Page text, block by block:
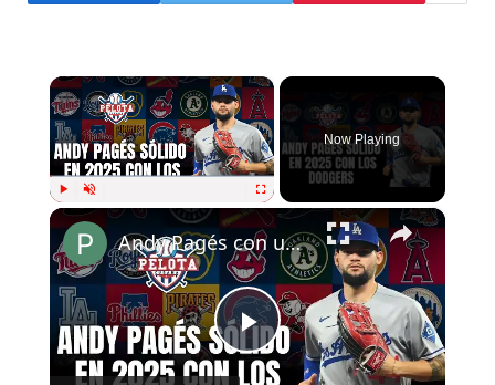
×
Play Unmute Fullscreen
Now Playing
×
Play
Andy Pagés con un 2025 sólido con los Dodgers